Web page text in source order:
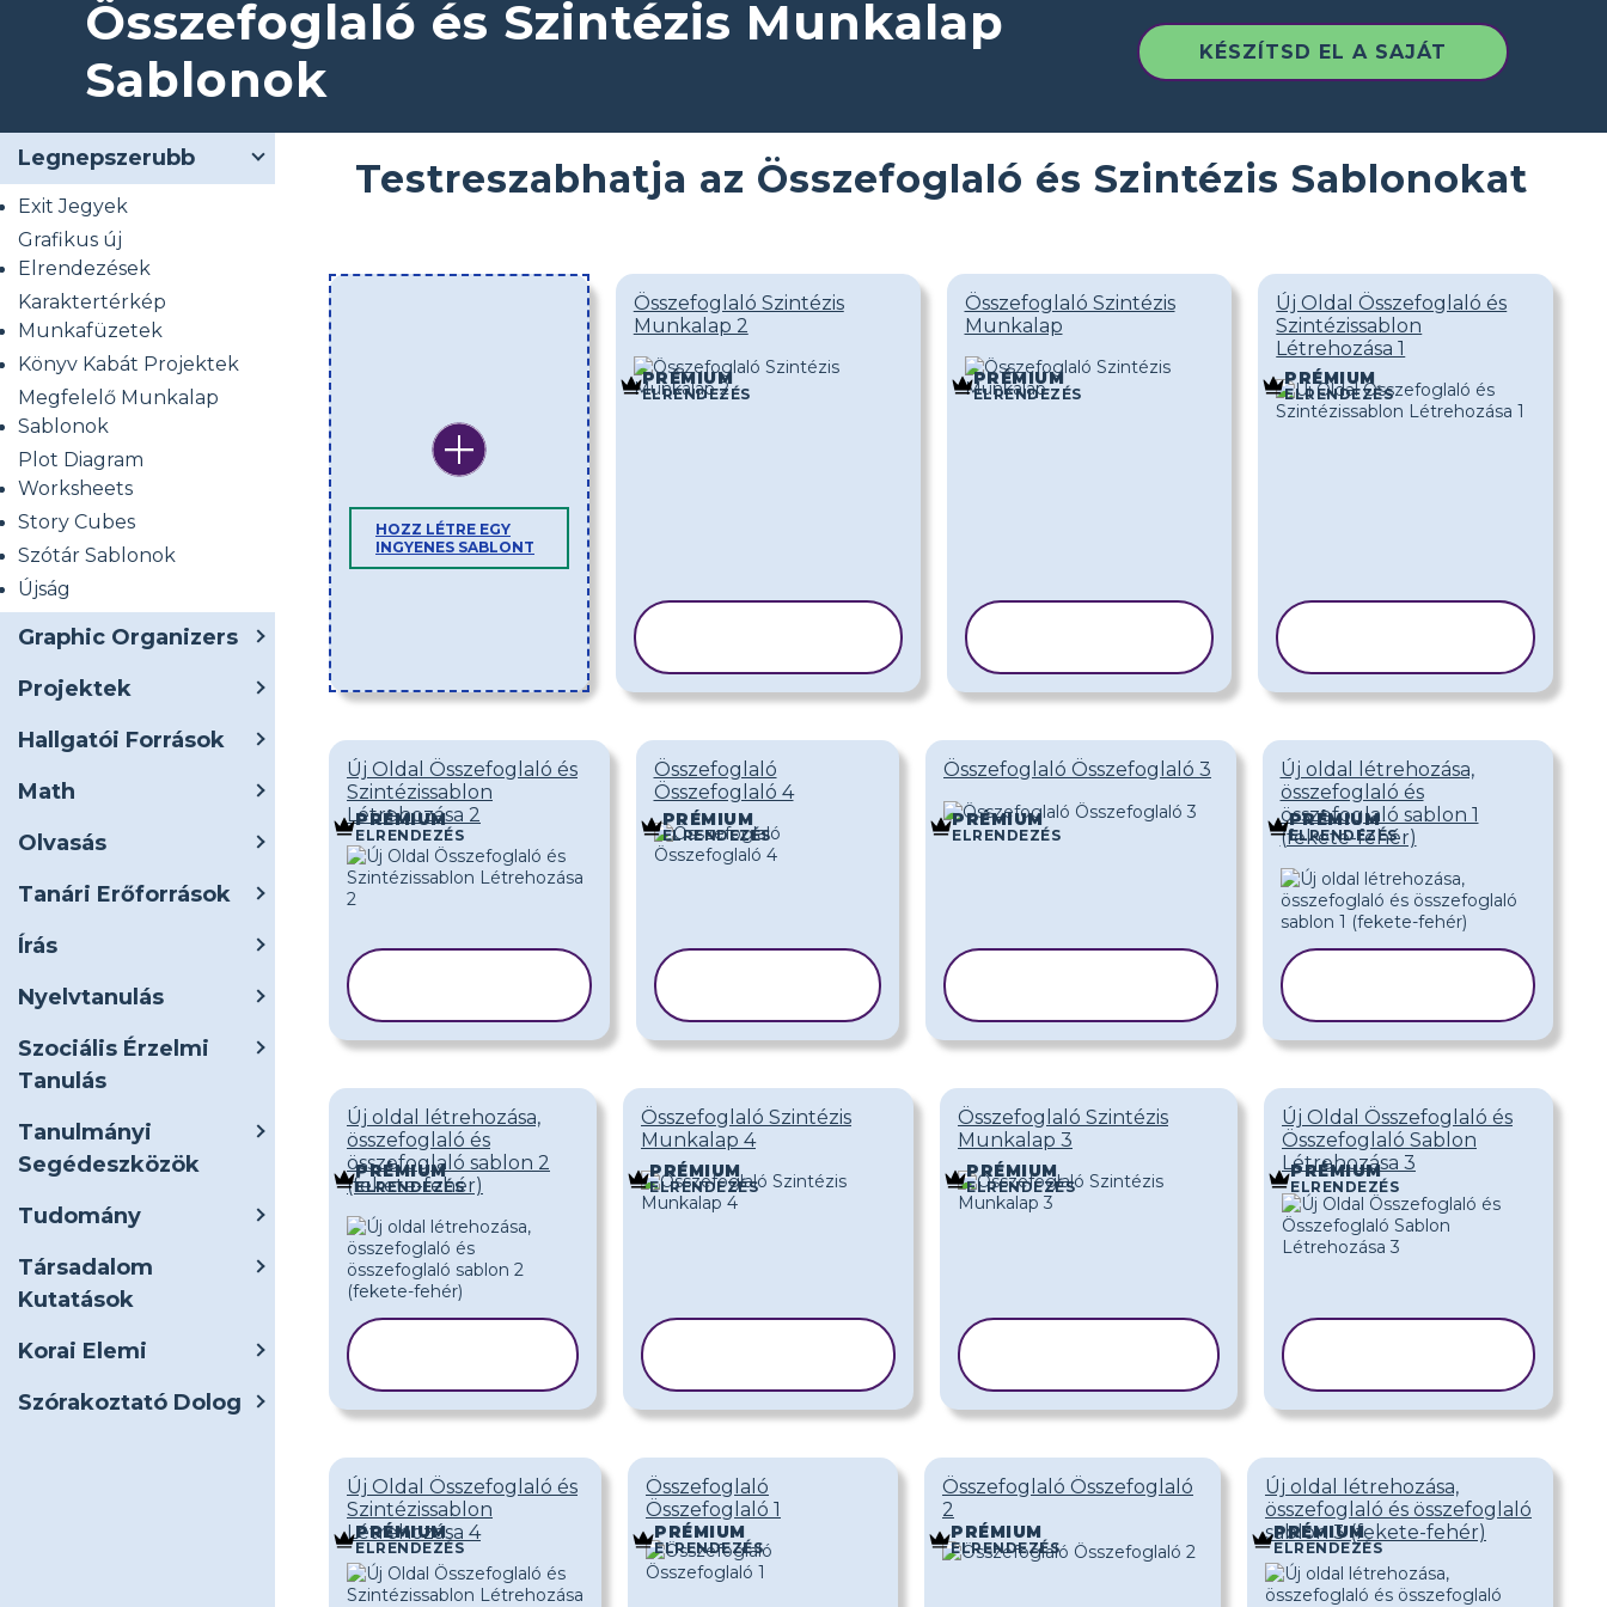
Összefoglaló és Szintézis Munkalap
Sablonok
KÉSZÍTSD EL A SAJÁT
Legnepszerubb
Exit Jegyek
Grafikus új
Elrendezések
Karaktertérkép
Munkafüzetek
Könyv Kabát Projektek
Megfelelő Munkalap
Sablonok
Plot Diagram
Worksheets
Story Cubes
Szótár Sablonok
Újság
Graphic Organizers
Projektek
Hallgatói Források
Math
Olvasás
Tanári Erőforrások
Írás
Nyelvtanulás
Szociális Érzelmi
Tanulás
Tanulmányi
Segédeszközök
Tudomány
Társadalom
Kutatások
Korai Elemi
Szórakoztató Dolog
Testreszabhatja az Összefoglaló és Szintézis Sablonokat
HOZZ LÉTRE EGY
INGYENES SABLONT
Összefoglaló Szintézis
Munkalap 2
PRÉMIUM
ELRENDEZÉS
Összefoglaló Szintézis
Munkalap
PRÉMIUM
ELRENDEZÉS
Új Oldal Összefoglaló és
Szintézissablon
Létrehozása 1
PRÉMIUM
ELRENDEZÉS
Új Oldal Összefoglaló és
Szintézissablon
Létrehozása 2
PRÉMIUM
ELRENDEZÉS
Összefoglaló
Összefoglaló 4
PRÉMIUM
ELRENDEZÉS
Összefoglaló Összefoglaló 3
PRÉMIUM
ELRENDEZÉS
Új oldal létrehozása,
összefoglaló és
összefoglaló sablon 1
(fekete-fehér)
PRÉMIUM
ELRENDEZÉS
Új oldal létrehozása,
összefoglaló és
összefoglaló sablon 2
(fekete-fehér)
PRÉMIUM
ELRENDEZÉS
Összefoglaló Szintézis
Munkalap 4
PRÉMIUM
ELRENDEZÉS
Összefoglaló Szintézis
Munkalap 3
PRÉMIUM
ELRENDEZÉS
Új Oldal Összefoglaló és
Összefoglaló Sablon
Létrehozása 3
PRÉMIUM
ELRENDEZÉS
Új Oldal Összefoglaló és
Szintézissablon
Létrehozása 4
PRÉMIUM
ELRENDEZÉS
Összefoglaló
Összefoglaló 1
PRÉMIUM
ELRENDEZÉS
Összefoglaló Összefoglaló
2
PRÉMIUM
ELRENDEZÉS
Új oldal létrehozása,
összefoglaló és összefoglaló
sablon 3 (fekete-fehér)
PRÉMIUM
ELRENDEZÉS